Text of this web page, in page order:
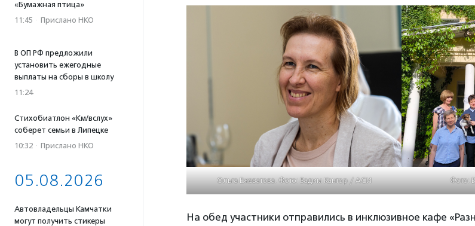
«Бумажная птица»
11:45 · Прислано НКО
В ОП РФ предложили
установить ежегодные
выплаты на сборы в школу
11:24
Стихобиатлон «Км/вслух»
соберет семьи в Липецке
10:32 · Прислано НКО
05.08.2026
Автовладельцы Камчатки
могут получить стикеры
Ольга Ежеватова. Фото: Вадим Кантор / АСИ Фото:
На обед участники отправились в инклюзивное кафе